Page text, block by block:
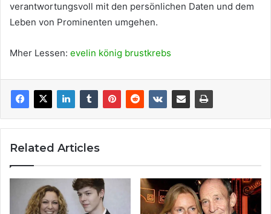
verantwortungsvoll mit den persönlichen Daten und dem
Leben von Prominenten umgehen.
Mher Lessen: evelin könig brustkrebs
Related Articles